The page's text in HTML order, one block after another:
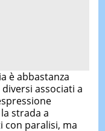
è abbastanza
associati a
strada a
con paralisi, ma